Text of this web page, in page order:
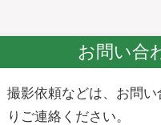
お問い合
撮影依頼などは、お問い
りご連絡ください。